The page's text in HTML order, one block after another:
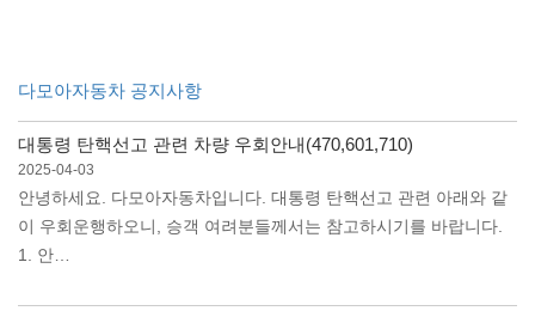
다모아자동차 공지사항
대통령 탄핵선고 관련 차량 우회안내(470,601,710)
2025-04-03
안녕하세요. 다모아자동차입니다. 대통령 탄핵선고 관련 아래와 같
이 우회운행하오니, 승객 여려분들께서는 참고하시기를 바랍니다.
1. 안…